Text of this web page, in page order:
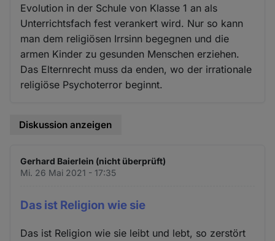
Evolution in der Schule von Klasse 1 an als
Unterrichtsfach fest verankert wird. Nur so kann
man dem religiösen Irrsinn begegnen und die
armen Kinder zu gesunden Menschen erziehen.
Das Elternrecht muss da enden, wo der irrationale
religiöse Psychoterror beginnt.
Diskussion anzeigen
Gerhard Baierlein (nicht überprüft)
Mi. 26 Mai 2021 - 17:35
Das ist Religion wie sie
Das ist Religion wie sie leibt und lebt, so zerstört